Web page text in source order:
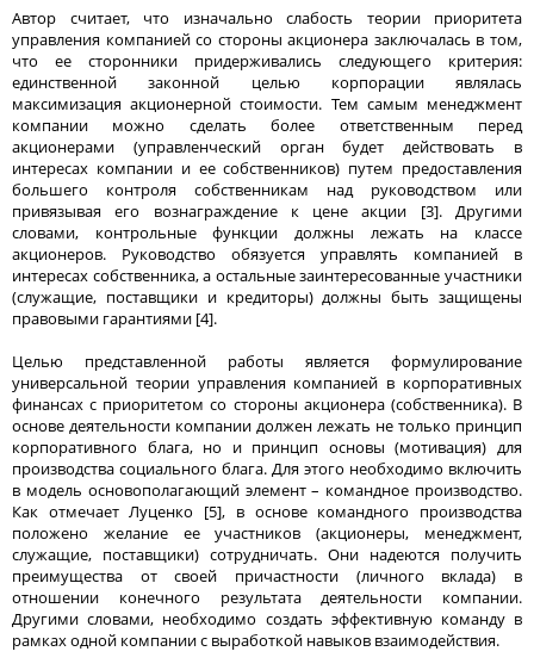
Автор считает, что изначально слабость теории приоритета
управления компанией со стороны акционера заключалась в том,
что ее сторонники придерживались следующего критерия:
единственной законной целью корпорации являлась
максимизация акционерной стоимости. Тем самым менеджмент
компании можно сделать более ответственным перед
акционерами (управленческий орган будет действовать в
интересах компании и ее собственников) путем предоставления
большего контроля собственникам над руководством или
привязывая его вознаграждение к цене акции [3]. Другими
словами, контрольные функции должны лежать на классе
акционеров. Руководство обязуется управлять компанией в
интересах собственника, а остальные заинтересованные участники
(служащие, поставщики и кредиторы) должны быть защищены
правовыми гарантиями [4].
Целью представленной работы является формулирование
универсальной теории управления компанией в корпоративных
финансах с приоритетом со стороны акционера (собственника). В
основе деятельности компании должен лежать не только принцип
корпоративного блага, но и принцип основы (мотивация) для
производства социального блага. Для этого необходимо включить
в модель основополагающий элемент – командное производство.
Как отмечает Луценко [5], в основе командного производства
положено желание ее участников (акционеры, менеджмент,
служащие, поставщики) сотрудничать. Они надеются получить
преимущества от своей причастности (личного вклада) в
отношении конечного результата деятельности компании.
Другими словами, необходимо создать эффективную команду в
рамках одной компании с выработкой навыков взаимодействия.